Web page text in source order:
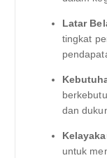
Latar
tingkat
dan
untuk